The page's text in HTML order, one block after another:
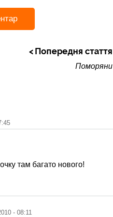
Попередня стаття
Поморяни
там багато нового!
- 08:11